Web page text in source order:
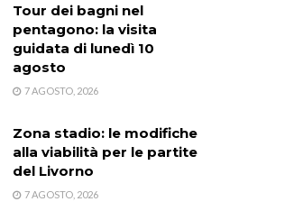
Tour dei bagni nel
pentagono: la visita
guidata di lunedì 10
agosto
7 AGOSTO, 2026
Zona stadio: le modifiche
alla viabilità per le partite
del Livorno
7 AGOSTO, 2026